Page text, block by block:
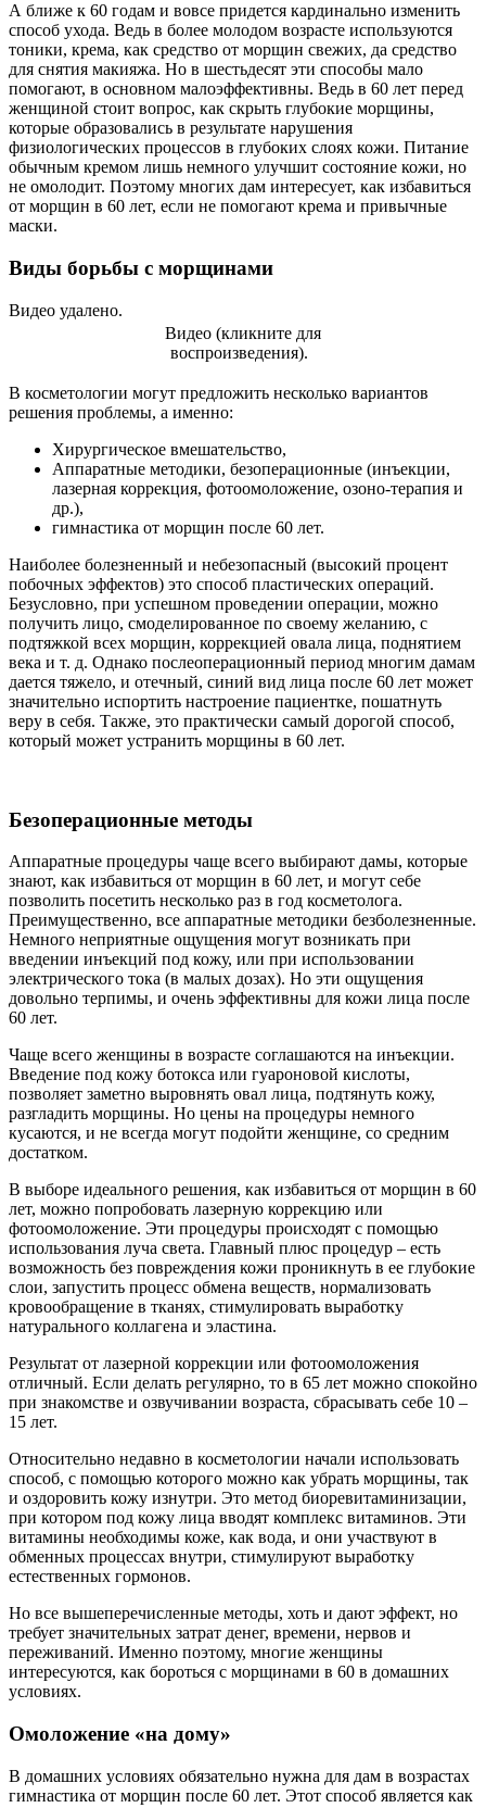
А ближе к 60 годам и вовсе придется кардинально изменить
способ ухода. Ведь в более молодом возрасте используются
тоники, крема, как средство от морщин свежих, да средство
для снятия макияжа. Но в шестьдесят эти способы мало
помогают, в основном малоэффективны. Ведь в 60 лет перед
женщиной стоит вопрос, как скрыть глубокие морщины,
которые образовались в результате нарушения
физиологических процессов в глубоких слоях кожи. Питание
обычным кремом лишь немного улучшит состояние кожи, но
не омолодит. Поэтому многих дам интересует, как избавиться
от морщин в 60 лет, если не помогают крема и привычные
маски.
Виды борьбы с морщинами
Видео удалено.
Видео (кликните для
воспроизведения).
В косметологии могут предложить несколько вариантов
решения проблемы, а именно:
Хирургическое вмешательство,
Аппаратные методики, безоперационные (инъекции,
лазерная коррекция, фотоомоложение, озоно-терапия и
др.),
гимнастика от морщин после 60 лет.
Наиболее болезненный и небезопасный (высокий процент
побочных эффектов) это способ пластических операций.
Безусловно, при успешном проведении операции, можно
получить лицо, смоделированное по своему желанию, с
подтяжкой всех морщин, коррекцией овала лица, поднятием
века и т. д. Однако послеоперационный период многим дамам
дается тяжело, и отечный, синий вид лица после 60 лет может
значительно испортить настроение пациентке, пошатнуть
веру в себя. Также, это практически самый дорогой способ,
который может устранить морщины в 60 лет.
Безоперационные методы
Аппаратные процедуры чаще всего выбирают дамы, которые
знают, как избавиться от морщин в 60 лет, и могут себе
позволить посетить несколько раз в год косметолога.
Преимущественно, все аппаратные методики безболезненные.
Немного неприятные ощущения могут возникать при
введении инъекций под кожу, или при использовании
электрического тока (в малых дозах). Но эти ощущения
довольно терпимы, и очень эффективны для кожи лица после
60 лет.
Чаще всего женщины в возрасте соглашаются на инъекции.
Введение под кожу ботокса или гуароновой кислоты,
позволяет заметно выровнять овал лица, подтянуть кожу,
разгладить морщины. Но цены на процедуры немного
кусаются, и не всегда могут подойти женщине, со средним
достатком.
В выборе идеального решения, как избавиться от морщин в 60
лет, можно попробовать лазерную коррекцию или
фотоомоложение. Эти процедуры происходят с помощью
использования луча света. Главный плюс процедур – есть
возможность без повреждения кожи проникнуть в ее глубокие
слои, запустить процесс обмена веществ, нормализовать
кровообращение в тканях, стимулировать выработку
натурального коллагена и эластина.
Результат от лазерной коррекции или фотоомоложения
отличный. Если делать регулярно, то в 65 лет можно спокойно
при знакомстве и озвучивании возраста, сбрасывать себе 10 –
15 лет.
Относительно недавно в косметологии начали использовать
способ, с помощью которого можно как убрать морщины, так
и оздоровить кожу изнутри. Это метод биоревитаминизации,
при котором под кожу лица вводят комплекс витаминов. Эти
витамины необходимы коже, как вода, и они участвуют в
обменных процессах внутри, стимулируют выработку
естественных гормонов.
Но все вышеперечисленные методы, хоть и дают эффект, но
требует значительных затрат денег, времени, нервов и
переживаний. Именно поэтому, многие женщины
интересуются, как бороться с морщинами в 60 в домашних
условиях.
Омоложение «на дому»
В домашних условиях обязательно нужна для дам в возрастах
гимнастика от морщин после 60 лет. Этот способ является как